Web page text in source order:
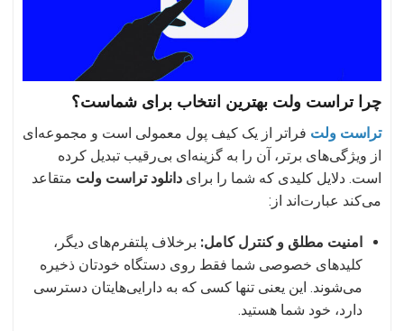
چرا تراست ولت بهترین انتخاب برای شماست؟
تراست ولت فراتر از یک کیف پول معمولی است و مجموعه‌ای
از ویژگی‌های برتر، آن را به گزینه‌ای بی‌رقیب تبدیل کرده
است. دلایل کلیدی که شما را برای دانلود تراست ولت متقاعد
می‌کند عبارت‌اند از:
امنیت مطلق و کنترل کامل: برخلاف پلتفرم‌های دیگر،
کلیدهای خصوصی شما فقط روی دستگاه خودتان ذخیره
می‌شوند. این یعنی تنها کسی که به دارایی‌هایتان دسترسی
دارد، خود شما هستید.